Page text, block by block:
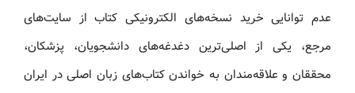
عدم توانایی خرید نسخه‌های الکترونیکی کتاب‌ از سایت‌های
مرجع، یکی از اصلی‌ترین دغدغه‌های دانشجویان، پزشکان،
محققان و علاقه‌مندان به خواندن کتاب‌های زبان اصلی در ایران